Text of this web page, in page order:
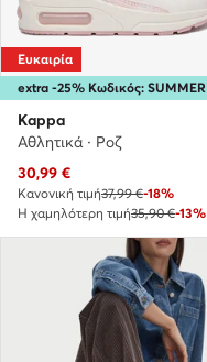
extra -25% Κωδικός: SUMMER
Ευκαιρία
Kappa
Αθλητικά · Ροζ
Τρέχουσα τιμή
30,99 €
Κανονική τιμή37,99 €-18%
Η χαμηλότερη τιμή35,90 €-13%